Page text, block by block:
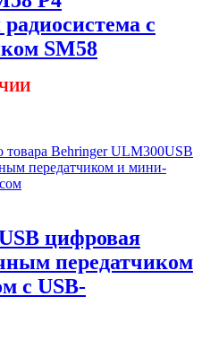
с
SM58
цифровая
передатчиком
с USB-